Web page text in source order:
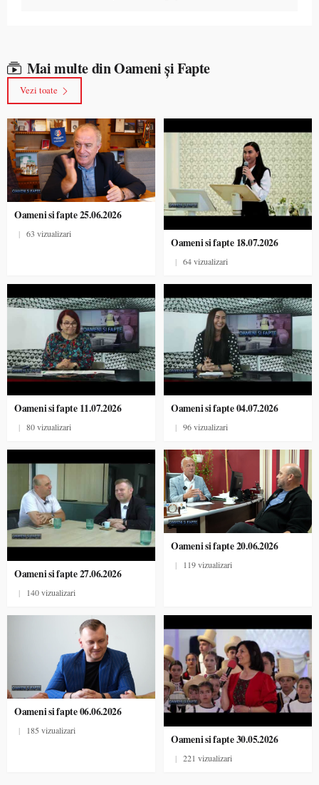
Mai multe din Oameni și Fapte
Vezi toate
Oameni si fapte 25.06.2026
| 63 vizualizari
Oameni si fapte 18.07.2026
| 64 vizualizari
Oameni si fapte 11.07.2026
| 80 vizualizari
Oameni si fapte 04.07.2026
| 96 vizualizari
Oameni si fapte 27.06.2026
| 140 vizualizari
Oameni si fapte 20.06.2026
| 119 vizualizari
Oameni si fapte 06.06.2026
| 185 vizualizari
Oameni si fapte 30.05.2026
| 221 vizualizari